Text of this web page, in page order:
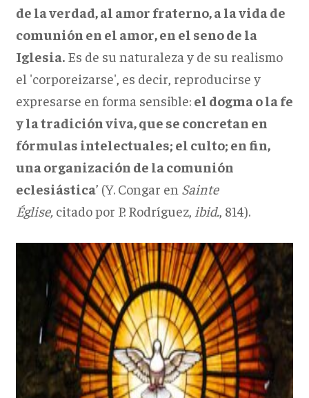
de la verdad, al amor fraterno, a la vida de
comunión en el amor, en el seno de la
Iglesia.Es de su naturaleza y de su realismo
el 'corporeizarse', es decir, reproducirse y
expresarse en forma sensible: el dogma o la fe
y la tradición viva, que se concretan en
fórmulas intelectuales; el culto; en fin,
una organización de la comunión
eclesiástica’ (Y. Congar en Sainte
Église,citado por P. Rodríguez, ibid., 814).